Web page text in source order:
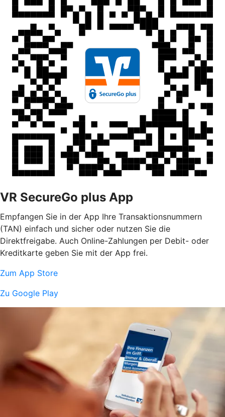
VR SecureGo plus App
Empfangen Sie in der App Ihre Transaktionsnummern
(TAN) einfach und sicher oder nutzen Sie die
Direktfreigabe. Auch Online-Zahlungen per Debit- oder
Kreditkarte geben Sie mit der App frei.
Zum App Store
Zu Google Play